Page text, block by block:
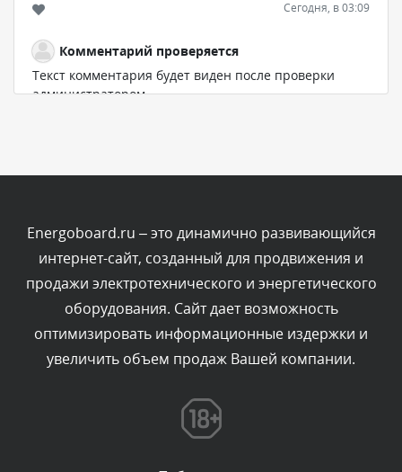
Сегодня, в 03:09
Комментарий проверяется
Текст комментария будет виден после проверки
администратором.
Комментарий проверяется
Текст комментария будет виден после проверки
администратором.
Сегодня, в 01:40
Комментарий проверяется
Текст комментария будет виден после проверки
Energoboard.ru – это динамично развивающийся
интернет-сайт, созданный для продвижения и
продажи электротехнического и энергетического
оборудования. Сайт дает возможность
оптимизировать информационные издержки и
увеличить объем продаж Вашей компании.